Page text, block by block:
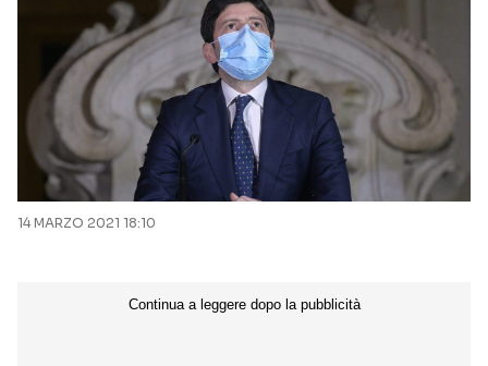
14 MARZO 2021 18:10